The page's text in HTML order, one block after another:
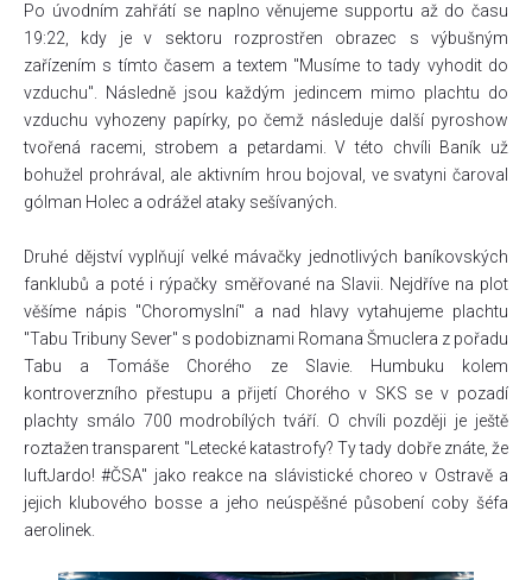
Po úvodním zahřátí se naplno věnujeme supportu až do času
19:22, kdy je v sektoru rozprostřen obrazec s výbušným
zařízením s tímto časem a textem "Musíme to tady vyhodit do
vzduchu". Následně jsou každým jedincem mimo plachtu do
vzduchu vyhozeny papírky, po čemž následuje další pyroshow
tvořená racemi, strobem a petardami. V této chvíli Baník už
bohužel prohrával, ale aktivním hrou bojoval, ve svatyni čaroval
gólman Holec a odrážel ataky sešívaných.
Druhé dějství vyplňují velké mávačky jednotlivých baníkovských
fanklubů a poté i rýpačky směřované na Slavii. Nejdříve na plot
věšíme nápis "Choromyslní" a nad hlavy vytahujeme plachtu
"Tabu Tribuny Sever" s podobiznami Romana Šmuclera z pořadu
Tabu a Tomáše Chorého ze Slavie. Humbuku kolem
kontroverzního přestupu a přijetí Chorého v SKS se v pozadí
plachty smálo 700 modrobílých tváří. O chvíli později je ještě
roztažen transparent "Letecké katastrofy? Ty tady dobře znáte, že
luftJardo! #ČSA" jako reakce na slávistické choreo v Ostravě a
jejich klubového bosse a jeho neúspěšné působení coby šéfa
aerolinek.